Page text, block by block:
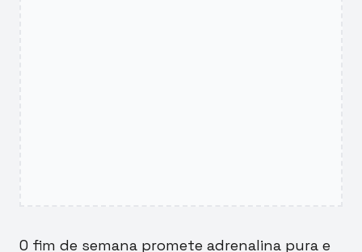
O fim de semana promete adrenalina pura e